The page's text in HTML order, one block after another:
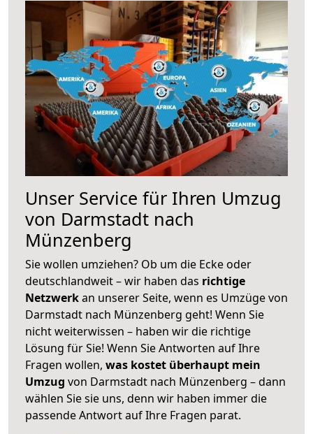
Unser Service für Ihren Umzug
von Darmstadt nach
Münzenberg
Sie wollen umziehen? Ob um die Ecke oder
deutschlandweit – wir haben das richtige
Netzwerkan unserer Seite, wenn es Umzüge von
Darmstadt nach Münzenberg geht! Wenn Sie
nicht weiterwissen – haben wir die richtige
Lösung für Sie! Wenn Sie Antworten auf Ihre
Fragen wollen, was kostet überhaupt mein
Umzug von Darmstadt nach Münzenberg – dann
wählen Sie sie uns, denn wir haben immer die
passende Antwort auf Ihre Fragen parat.